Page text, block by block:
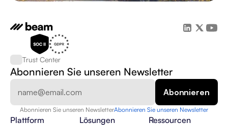
Trust Center
Abonnieren Sie unseren Newsletter
Abonnieren Sie unseren NewsletterAbonnieren Sie unseren Newsletter
Plattform Lösungen Ressourcen